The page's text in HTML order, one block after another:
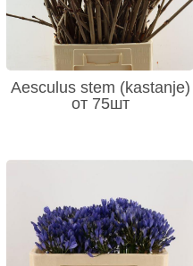
Aesculus stem (kastanje)
от 75шт